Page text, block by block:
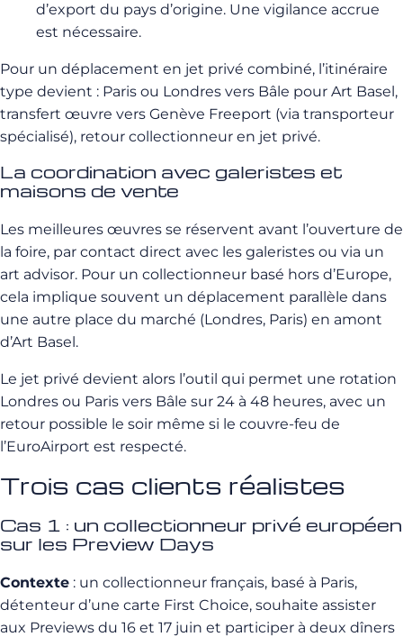
d’export du pays d’origine. Une vigilance accrue
est nécessaire.
Pour un déplacement en jet privé combiné, l’itinéraire
type devient : Paris ou Londres vers Bâle pour Art Basel,
transfert œuvre vers Genève Freeport (via transporteur
spécialisé), retour collectionneur en jet privé.
La coordination avec galeristes et
maisons de vente
Les meilleures œuvres se réservent avant l’ouverture de
la foire, par contact direct avec les galeristes ou via un
art advisor. Pour un collectionneur basé hors d’Europe,
cela implique souvent un déplacement parallèle dans
une autre place du marché (Londres, Paris) en amont
d’Art Basel.
Le jet privé devient alors l’outil qui permet une rotation
Londres ou Paris vers Bâle sur 24 à 48 heures, avec un
retour possible le soir même si le couvre-feu de
l’EuroAirport est respecté.
Trois cas clients réalistes
Cas 1 : un collectionneur privé européen
sur les Preview Days
Contexte : un collectionneur français, basé à Paris,
détenteur d’une carte First Choice, souhaite assister
aux Previews du 16 et 17 juin et participer à deux dîners